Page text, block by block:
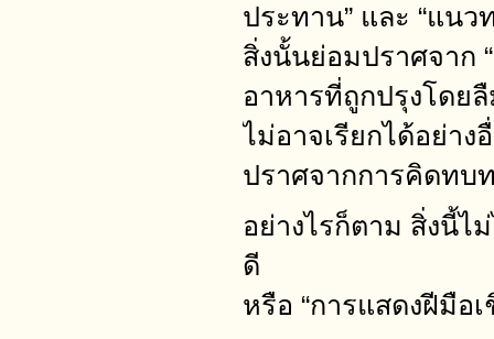
ประทาน” และ “แนว
สิ่งนั้นย่อมปราศจาก
อาหารที่ถูกปรุงโดย
ไม่อาจเรียกได้อย่าง
ปราศจากการคิดทบ
อย่างไรก็ตาม สิ่งนี้ไ
ดี
หรือ “การแสดงฝีมือ